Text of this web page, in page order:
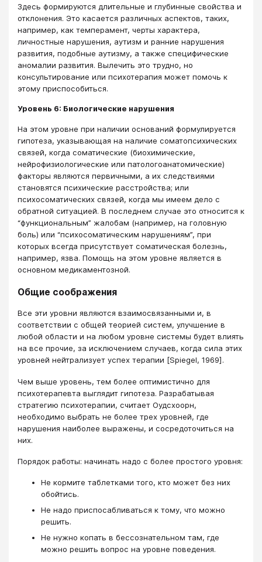
Здесь формируются длительные и глубинные свойства и
отклонения. Это касается различных аспектов, таких,
например, как темперамент, черты характера,
личностные нарушения, аутизм и ранние нарушения
развития, подобные аутизму, а также специфические
аномалии развития. Вылечить это трудно, но
консультирование или психотерапия может помочь к
этому приспособиться.
Уровень 6: Биологические нарушения
На этом уровне при наличии оснований формулируется
гипотеза, указывающая на наличие соматопсихических
связей, когда соматические (биохимические,
нейрофизиологические или патологоанатомические)
факторы являются первичными, а их следствиями
становятся психические расстройства; или
психосоматических связей, когда мы имеем дело с
обратной ситуацией. В последнем случае это относится к
“функциональным” жалобам (например, на головную
боль) или “психосоматическим нарушениям”, при
которых всегда присутствует соматическая болезнь,
например, язва. Помощь на этом уровне является в
основном медикаментозной.
Общие соображения
Все эти уровни являются взаимосвязанными и, в
соответствии с общей теорией систем, улучшение в
любой области и на любом уровне системы будет влиять
на все прочие, за исключением случаев, когда сила этих
уровней нейтрализует успех терапии [Spiegel, 1969].
Чем выше уровень, тем более оптимистично для
психотерапевта выглядит гипотеза. Разрабатывая
стратегию психотерапии, считает Оудсхоорн,
необходимо выбрать не более трех уровней, где
нарушения наиболее выражены, и сосредоточиться на
них.
Порядок работы: начинать надо с более простого уровня:
Не кормите таблетками того, кто может без них
обойтись.
Не надо приспосабливаться к тому, что можно
решить.
Не нужно копать в бессознательном там, где
можно решить вопрос на уровне поведения.